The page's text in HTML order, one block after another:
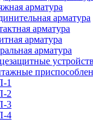
арматура
арматура
арматура
арматура
арматура
1
2
3
4